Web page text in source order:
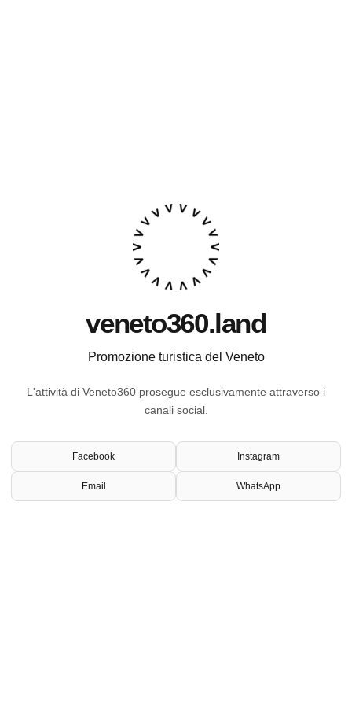
veneto360.land
Promozione turistica del Veneto
L'attività di Veneto360 prosegue esclusivamente attraverso i
canali social.
Facebook Instagram
Email WhatsApp